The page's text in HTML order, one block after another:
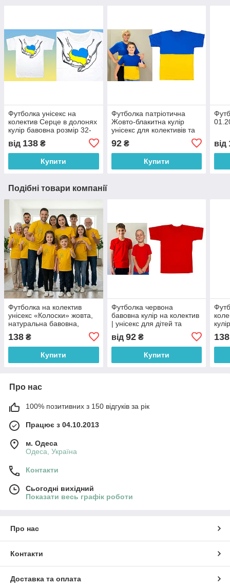
Футболка унісекс на
колектив Серце в долонях
кулір бавовна розмір 32-
від 138 ₴
Купити
Футболка патріотична
Жовто-блакитна кулір
унісекс для колективів та
виступів розмір 30–62 код
01.21
92₴
Купити
від
Подібні товари компанії
Футболка на колектив
унісекс «Колоски» жовта,
натуральна бавовна,
01.20.02) 32
138 ₴
Купити
Футболка червона
бавовна кулір на колектив
| унісекс для дітей та
дорослих (розміри 30–56)
код 01.19.04
від 92₴
Купити
138
Про нас
100% позитивних з 150 відгуків за рік
Працює з 04.10.2013
м. Одеса
Одеса, Україна
Контакти
Сьогодні вихідний
Показати весь графік роботи
Про нас
Контакти
Доставка та оплата